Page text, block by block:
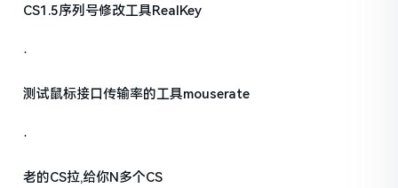
CS1.5序列号修改工具RealKey
·
测试鼠标接口传输率的工具mouserate
·
老的CS拉,给你N多个CS